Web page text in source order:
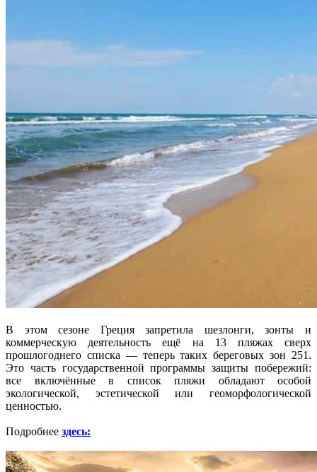
В этом сезоне Греция запретила шезлонги, зонты и
коммерческую деятельность ещё на 13 пляжах сверх
прошлогоднего списка — теперь таких береговых зон 251.
Это часть государственной программы защиты побережий:
все включённые в список пляжи обладают особой
экологической, эстетической или геоморфологической
ценностью.
Подробнее здесь: